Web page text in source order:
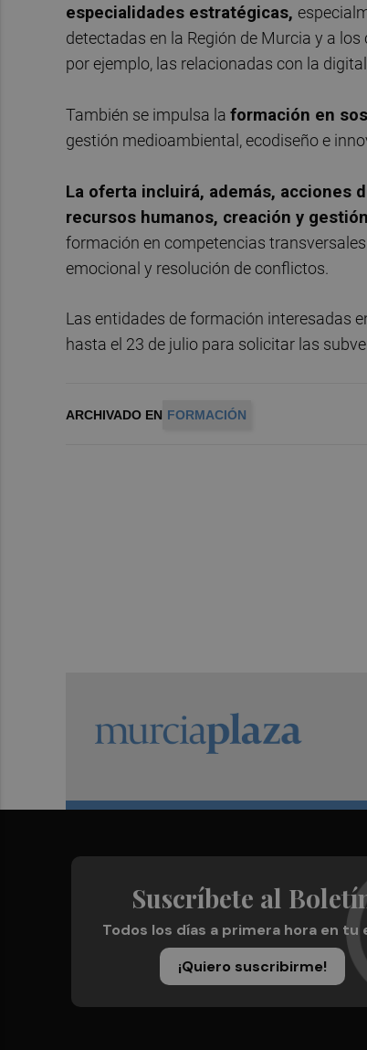
especialidades estratégicas,
detectadas en la Región de Murcia y a
por ejemplo, las relacionadas con la
También se impulsa la formación en
gestión medioambiental, ecodiseño e
La oferta incluirá, además, acciones
recursos humanos, creación y
formación en competencias
emocional y resolución de conflictos.
Las entidades de formación interesadas
hasta el 23 de julio para solicitar las
ARCHIVADO EN FORMACIÓN
Suscríbete al
Todos los días a primera hora en tu
¡Quiero suscribirme!